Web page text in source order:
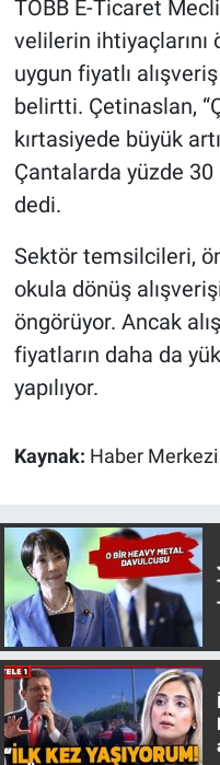
TOBB E-Ticaret
velilerin
uygun fiyatlı
belirtti. Çetinaslan,
kırtasiyede büyük
Çantalarda yüzde 30
dedi.
Sektör temsilcileri,
okula dönüş
öngörüyor. Ancak
fiyatların daha da
yapılıyor.
Kaynak: Haber Merkezi
Spor
Teknoloji
Türkiye'nin
Türkiye'nin
Yerel Yaşam
Canlı Yayın